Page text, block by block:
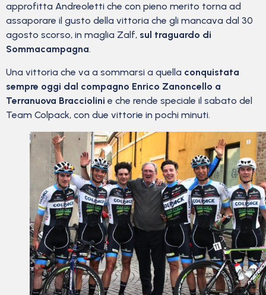
approfitta Andreoletti che con pieno merito torna ad
assaporare il gusto della vittoria che gli mancava dal 30
agosto scorso, in maglia Zalf, sul traguardo di
Sommacampagna.
Una vittoria che va a sommarsi a quella conquistata
sempre oggi dal compagno Enrico Zanoncello a
Terranuova Bracciolini e che rende speciale il sabato del
Team Colpack, con due vittorie in pochi minuti.